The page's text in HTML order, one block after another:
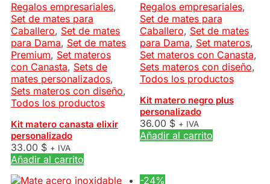
Regalos empresariales,
Set de mates para
Caballero, Set de mates
para Dama, Set de mates
Premium, Set materos
con Canasta, Sets de
mates personalizados,
Sets materos con diseño,
Todos los productos
Kit matero canasta elixir
personalizado
33.00 $ + IVA
Añadir al carrito
Regalos empresariales,
Set de mates para
Caballero, Set de mates
para Dama, Set materos,
Set materos con Canasta,
Sets materos con diseño,
Todos los productos
Kit matero negro plus
personalizado
36.00 $ + IVA
Añadir al carrito
-24%